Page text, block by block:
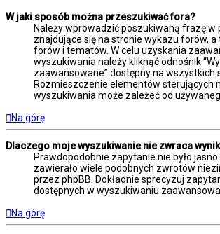
W jaki sposób można przeszukiwać fora?
Należy wprowadzić poszukiwaną frazę w
znajdujące się na stronie wykazu forów, a
forów i tematów. W celu uzyskania
wyszukiwania należy kliknąć odnośnik
zaawansowane” dostępny na wszystkich
Rozmieszczenie elementów sterujących
wyszukiwania może zależeć od
Na górę
Dlaczego moje wyszukiwanie nie zwraca
Prawdopodobnie zapytanie nie było
zawierało wiele podobnych zwrotów
przez phpBB. Dokładnie sprecyzuj
dostępnych w wyszukiwaniu
Na górę